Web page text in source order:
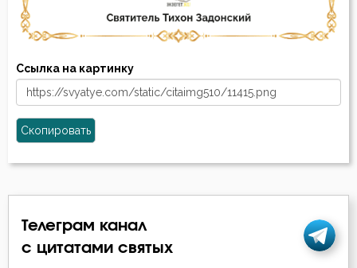
Ссылка на картинку
Скопировать
Телеграм канал
с цитатами святых